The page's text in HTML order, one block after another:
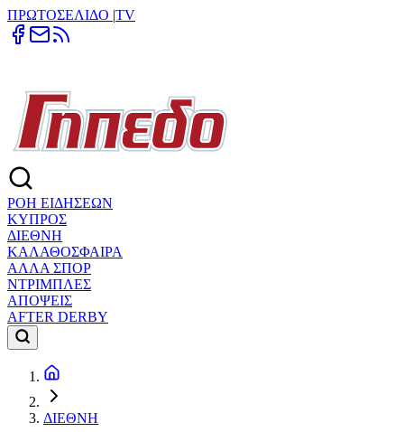
ΠΡΩΤΟΣΕΛΙΔΟ |TV
ΡΟΗ ΕΙΔΗΣΕΩΝ
ΚΥΠΡΟΣ
ΔΙΕΘΝΗ
ΚΑΛΑΘΟΣΦΑΙΡΑ
ΑΛΛΑ ΣΠΟΡ
ΝΤΡΙΜΠΛΕΣ
ΑΠΟΨΕΙΣ
AFTER DERBY
ΔΙΕΘΝΗ